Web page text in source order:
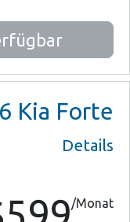
Kia Forte
Details
/Monat